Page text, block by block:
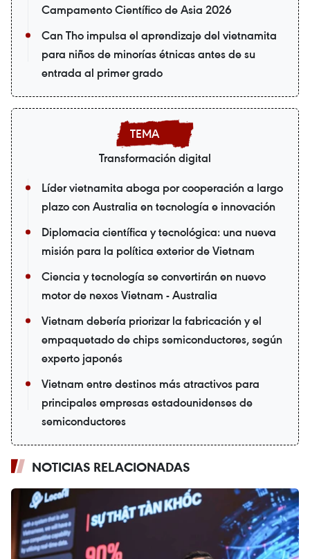
Campamento Científico de Asia 2026
Can Tho impulsa el aprendizaje del vietnamita
para niños de minorías étnicas antes de su
entrada al primer grado
Transformación digital
Líder vietnamita aboga por cooperación a largo
plazo con Australia en tecnología e innovación
Diplomacia científica y tecnológica: una nueva
misión para la política exterior de Vietnam
Ciencia y tecnología se convertirán en nuevo
motor de nexos Vietnam - Australia
Vietnam debería priorizar la fabricación y el
empaquetado de chips semiconductores, según
experto japonés
Vietnam entre destinos más atractivos para
principales empresas estadounidenses de
semiconductores
NOTICIAS RELACIONADAS